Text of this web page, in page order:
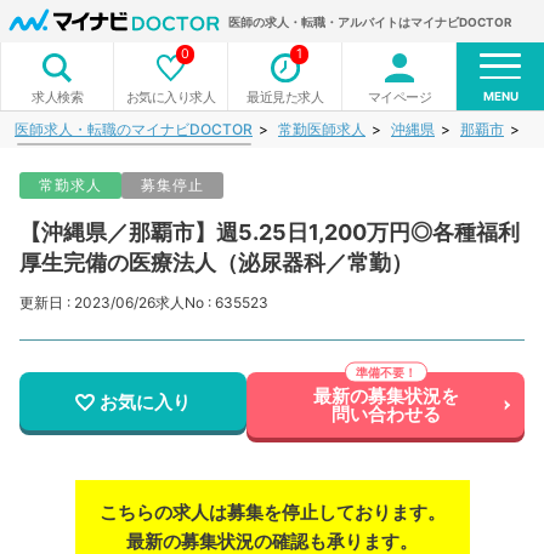
医師の求人・転職・アルバイトはマイナビDOCTOR
求人検索 お気に入り求人
0
最近見た求人
1
マイページ MENU
医師求人・転職のマイナビDOCTOR 常勤医師求人 沖縄県 那覇市
常勤求人 募集停止
【沖縄県／那覇市】週5.25日1,200万円◎各種福利
厚生完備の医療法人（泌尿器科／常勤）
更新日 : 2023/06/26求人No : 635523
お気に入り 最新の募集状況を
問い合わせる
こちらの求人は募集を停止しております。
最新の募集状況の確認も承ります。